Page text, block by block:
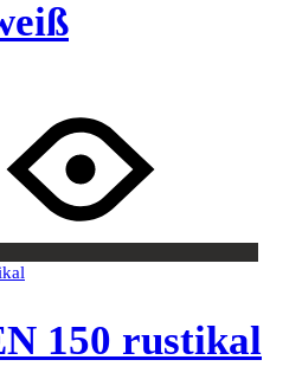
150 rustikal